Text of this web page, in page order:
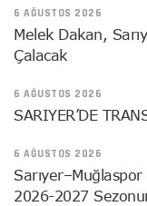
6 AĞUSTOS 2026
Melek Dakan,
Çalacak
6 AĞUSTOS 2026
SARIYER’DE
6 AĞUSTOS 2026
Sarıyer–Muğlaspor
2026-2027